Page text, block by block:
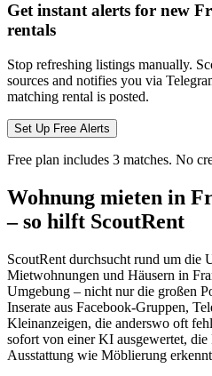
Get instant alerts for new
rentals
Stop refreshing listings manually.
sources and notifies you via
matching rental is posted.
Set Up Free Alerts
Free plan includes 3 matches. No
Wohnung mieten in
– so hilft ScoutRent
ScoutRent durchsucht rund um die
Mietwohnungen und Häusern in
Umgebung – nicht nur die großen
Inserate aus Facebook-Gruppen,
Kleinanzeigen, die anderswo oft
sofort von einer KI ausgewertet,
Ausstattung wie Möblierung